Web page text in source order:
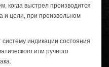
когда выстрел производится
и цели, при произвольном
индикации состояния
или ручного